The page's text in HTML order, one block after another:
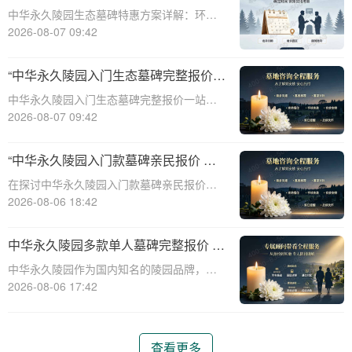
整报价与一站式服务打包特惠解析
中华永久陵园生态墓碑特惠方案详解：环
保、经济、个性化选择☎ 中华永久陵园电
提升，选择一个环保且经济的陵园及墓碑成
为许多家庭的考虑。中华永久陵园，作
2026-08-07 09:42
“中华永久陵园入门生态墓碑完整报价
一站式服务打包特惠详解”
中华永久陵园入门生态墓碑完整报价一站式
服务打包特惠详解☎ 中华永久陵园电话:400-
之一，一直致力于提供高品质、个性化的墓
碑服务。生态墓碑作为一种环保、
2026-08-07 09:42
“中华永久陵园入门款墓碑亲民报价 一
次性付清享折上折：超值优惠与便捷选
择的完美结合”
在探讨中华永久陵园入门款墓碑亲民报价这
一主题时，我们首先需要理解墓碑选择的重
对逝者的纪念，也是对生者情感的寄托。因
此，选择一款既符合预算又具有纪念意义的
墓碑显得尤
2026-08-06 18:42
中华永久陵园多款单人墓碑完整报价 淡
季下单直降数千元详解
中华永久陵园作为国内知名的陵园品牌，提
供多种单人墓碑选择，满足不同客户的需
元的优惠政策，帮助消费者做出明智的选
2026-08-06 17:42
查看更多